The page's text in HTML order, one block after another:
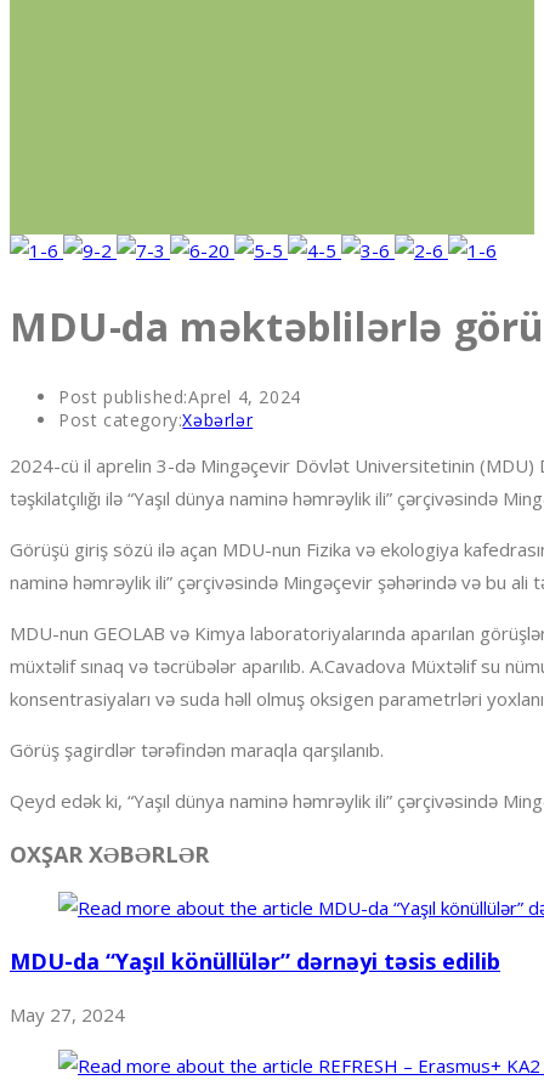
MDU-da məktəblilərlə
Post published:Aprel 4, 2024
Post category:Xəbərlər
2024-cü il aprelin 3-də Mingəçevir Dövlət Universitetinin (MDU)
təşkilatçılığı ilə “Yaşıl dünya naminə həmrəylik ili” çərçivəsində
Görüşü giriş sözü ilə açan MDU-nun Fizika və ekologiya
naminə həmrəylik ili” çərçivəsində Mingəçevir şəhərində və bu
MDU-nun GEOLAB və Kimya laboratoriyalarında aparılan
müxtəlif sınaq və təcrübələr aparılıb. A.Cavadova Müxtəlif su
konsentrasiyaları və suda həll olmuş oksigen parametrləri
Görüş şagirdlər tərəfindən maraqla qarşılanıb.
Qeyd edək ki, “Yaşıl dünya naminə həmrəylik ili” çərçivəsində
OXŞAR XƏBƏRLƏR
MDU-da “Yaşıl könüllülər” dərnəyi təsis edilib
May 27, 2024